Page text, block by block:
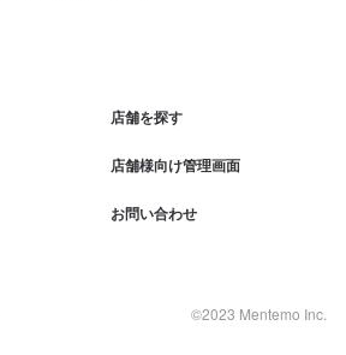
店舗を探す
店舗様向け管理画面
お問い合わせ
©2023 Mentemo Inc.